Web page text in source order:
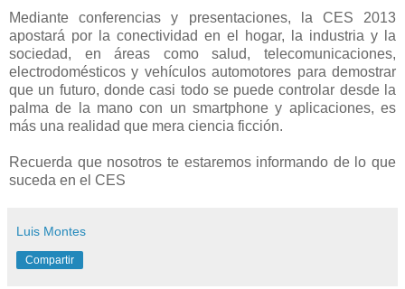
Mediante conferencias y presentaciones, la CES 2013
apostará por la conectividad en el hogar, la industria y la
sociedad, en áreas como salud, telecomunicaciones,
electrodomésticos y vehículos automotores para demostrar
que un futuro, donde casi todo se puede controlar desde la
palma de la mano con un smartphone y aplicaciones, es
más una realidad que mera ciencia ficción.
Recuerda que nosotros te estaremos informando de lo que
suceda en el CES
Luis Montes
Compartir